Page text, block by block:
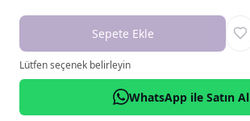
Sepete Ekle
Lütfen seçenek belirleyin
WhatsApp ile Satın Al